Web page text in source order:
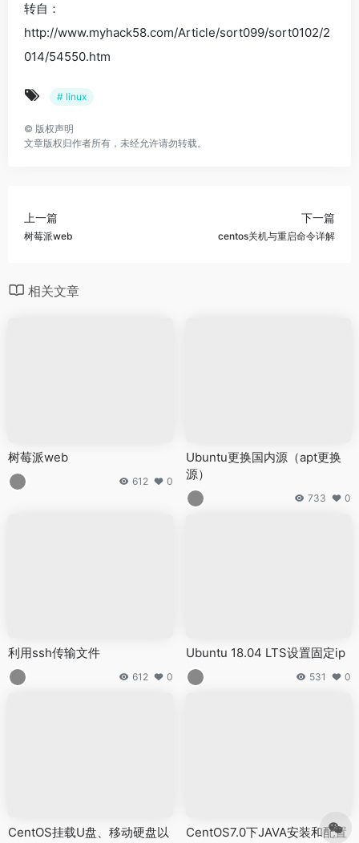
转自：
http://www.myhack58.com/Article/sort099/sort0102/2
014/54550.htm
# linux
© 版权声明
文章版权归作者所有，未经允许请勿转载。
上一篇
树莓派web
下一篇
centos关机与重启命令详解
相关文章
树莓派web
612 0
Ubuntu更换国内源（apt更换
源）
733 0
利用ssh传输文件
612 0
Ubuntu 18.04 LTS设置固定ip
531 0
CentOS挂载U盘、移动硬盘以
CentOS7.0下JAVA安装和配置